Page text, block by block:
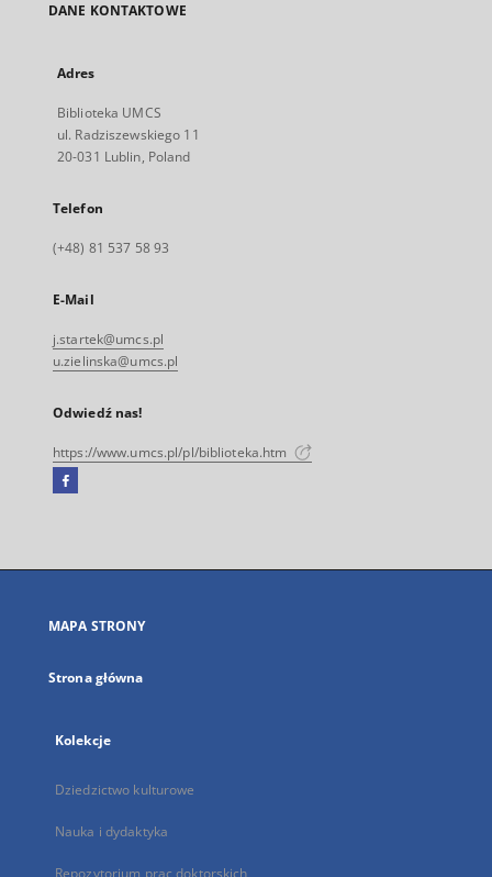
DANE KONTAKTOWE
Adres
Biblioteka UMCS
ul. Radziszewskiego 11
20-031 Lublin, Poland
Telefon
(+48) 81 537 58 93
E-Mail
j.startek@umcs.pl
u.zielinska@umcs.pl
Odwiedź nas!
https://www.umcs.pl/pl/biblioteka.htm
Facebook
się
karcie
MAPA STRONY
Strona główna
Kolekcje
Dziedzictwo kulturowe
Nauka i dydaktyka
Repozytorium prac doktorskich